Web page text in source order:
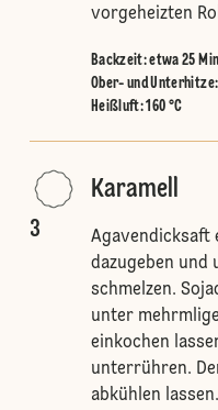
vorgeheizten
Backzeit: etwa 25
Ober- und Unterhitze:
Heißluft:160 °C
3
Karamell
Agavendicksaft
dazugeben und
schmelzen.
unter
einkochen
unterrühren.
abkühlen lassen.